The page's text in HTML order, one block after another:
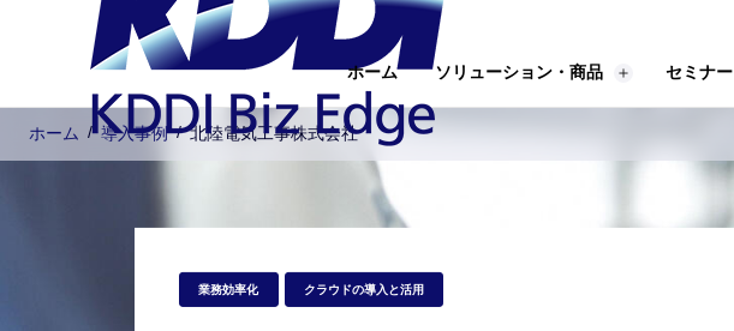
ホーム ソリューション・商品 セミナー
ホーム 導入事例 北陸電気工事株式会社
業務効率化 クラウドの導入と活用